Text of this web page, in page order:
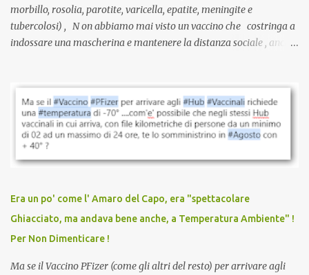
morbillo, rosolia, parotite, varicella, epatite, meningite e
tubercolosi) , N on abbiamo mai visto un vaccino che costringa a
indossare una mascherina e mantenere la distanza sociale , anche
vaccinazione. Non avevamo mai sentito parlare di ricompense,
sconti, incentivi per vaccinarsi. Non avevamo mai visto
discriminazioni per coloro che non l’hanno fatto. Se non sei stato
vaccinato, nessuno aveva prima cercato di farti sentire una
persona cattiva. Non avevamo mai visto un vaccino che minacci le
vaccino usato per minacciare i mezzi di sussistenza, il lavoro o la
scuola. Non avevamo mai visto un vaccino che permettesse a un
dodicenne di ignorare il consenso dei genitori. Dopo tutti i vaccini
che abbiamo elencato sopra...
Era un po' come l' Amaro del Capo, era "spettacolare
Ghiacciato, ma andava bene anche, a Temperatura Ambiente" !
Per Non Dimenticare !
Ma se il Vaccino PFizer (come gli altri del resto) per arrivare agli